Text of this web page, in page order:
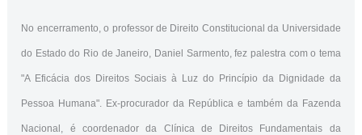
No encerramento, o professor de Direito Constitucional da Universidade
do Estado do Rio de Janeiro, Daniel Sarmento, fez palestra com o tema
"A Eficácia dos Direitos Sociais à Luz do Princípio da Dignidade da
Pessoa Humana". Ex-procurador da República e também da Fazenda
Nacional, é coordenador da Clínica de Direitos Fundamentais da